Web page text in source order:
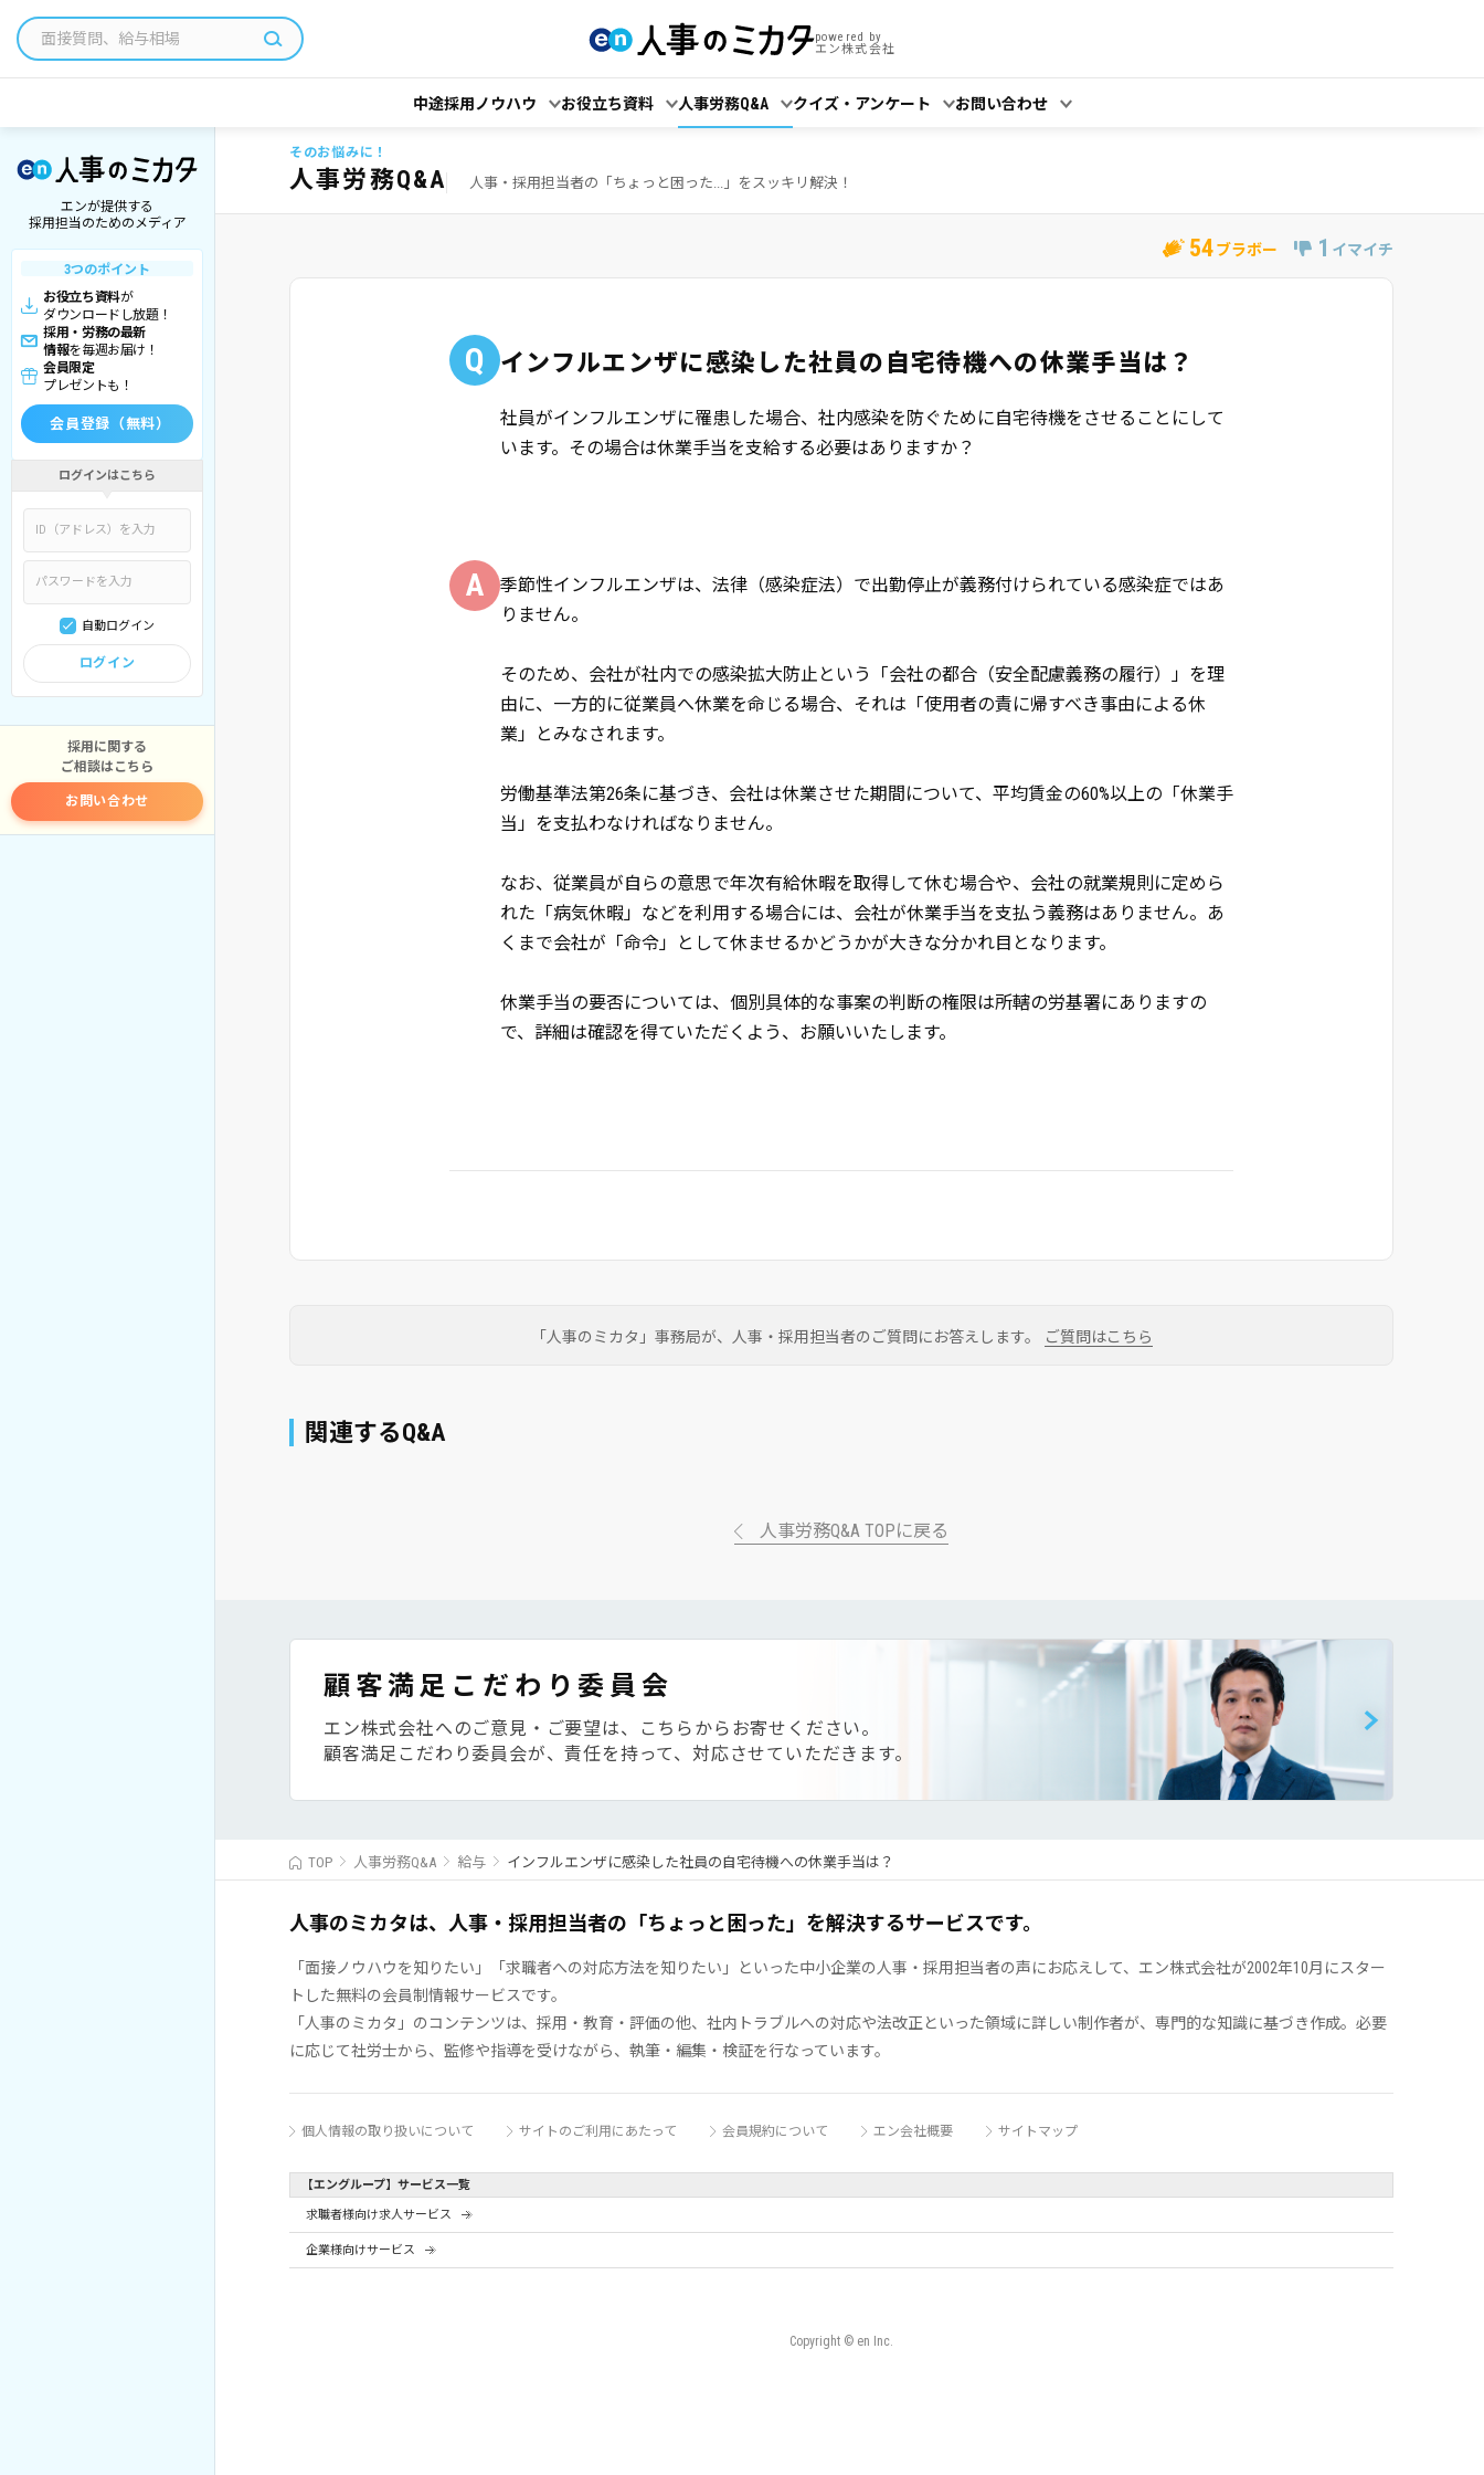
powered by
エン株式会社
中途採用ノウハウ お役立ち資料 人事労務Q&A クイズ・アンケート お問い合わせ
エンが提供する
採用担当のためのメディア
3つのポイント
お役立ち資料が
ダウンロードし放題！
採用・労務の最新
情報を毎週お届け！
会員限定
プレゼントも！
会員登録（無料）
ログインはこちら
自動ログイン
ログイン
採用に関する
ご相談はこちら
お問い合わせ
そのお悩みに！
人事労務Q&A 人事・採用担当者の「ちょっと困った...」をスッキリ解決！
54ブラボー 1 イマイチ
Q インフルエンザに感染した社員の自宅待機への休業手当は？
社員がインフルエンザに罹患した場合、社内感染を防ぐために自宅待機をさせることにして
います。その場合は休業手当を支給する必要はありますか？
A
季節性インフルエンザは、法律（感染症法）で出勤停止が義務付けられている感染症ではあ
りません。
そのため、会社が社内での感染拡大防止という「会社の都合（安全配慮義務の履行）」を理
由に、一方的に従業員へ休業を命じる場合、それは「使用者の責に帰すべき事由による休
業」とみなされます。
労働基準法第26条に基づき、会社は休業させた期間について、平均賃金の60%以上の「休業手
当」を支払わなければなりません。
なお、従業員が自らの意思で年次有給休暇を取得して休む場合や、会社の就業規則に定めら
れた「病気休暇」などを利用する場合には、会社が休業手当を支払う義務はありません。あ
くまで会社が「命令」として休ませるかどうかが大きな分かれ目となります。
休業手当の要否については、個別具体的な事案の判断の権限は所轄の労基署にありますの
で、詳細は確認を得ていただくよう、お願いいたします。
「人事のミカタ」事務局が、 人事・採用担当者のご質問にお答えします。 ご質問はこちら
関連するQ&A
人事労務Q&A TOPに戻る
顧客満足こだわり委員会
エン株式会社へのご意見・ご要望は、こちらからお寄せください。
顧客満足こだわり委員会が、責任を持って、対応させていただきます。
TOP 人事労務Q&A 給与 インフルエンザに感染した社員の自宅待機への休業手当は？
人事のミカタは、人事・採用担当者の「ちょっと困った」を解決するサービスです。
「面接ノウハウを知りたい」「求職者への対応方法を知りたい」といった中小企業の人事・採用担当者の声にお応えして、エン株式会社が2002年10月にスター
トした無料の会員制情報サービスです。
「人事のミカタ」のコンテンツは、採用・教育・評価の他、社内トラブルへの対応や法改正といった領域に詳しい制作者が、専門的な知識に基づき作成。必要
に応じて社労士から、監修や指導を受けながら、執筆・編集・検証を行なっています。
個人情報の取り扱いについて サイトのご利用にあたって 会員規約について エン会社概要 サイトマップ
【エングループ】サービス一覧
求職者様向け求人サービス
企業様向けサービス
Copyright © en Inc.